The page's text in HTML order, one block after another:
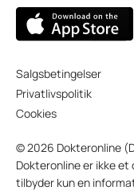
Salgsbetingelser
Privatlivspolitik
Cookies
© 2026 Dokteronline
Dokteronline er ikke
tilbyder kun en